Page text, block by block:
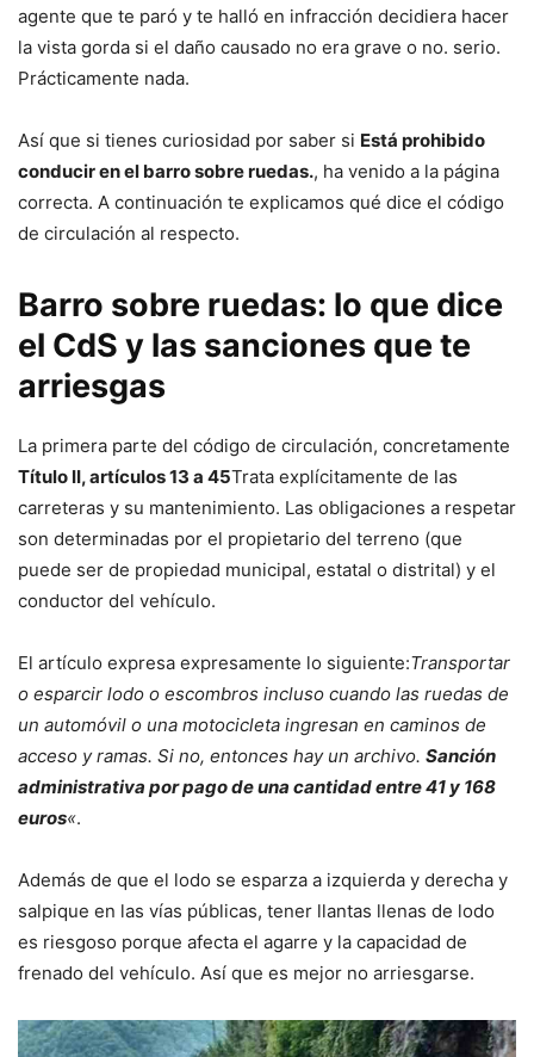
agente que te paró y te halló en infracción decidiera hacer
la vista gorda si el daño causado no era grave o no. serio.
Prácticamente nada.
Así que si tienes curiosidad por saber si Está prohibido
conducir en el barro sobre ruedas., ha venido a la página
correcta. A continuación te explicamos qué dice el código
de circulación al respecto.
Barro sobre ruedas: lo que dice
el CdS y las sanciones que te
arriesgas
La primera parte del código de circulación, concretamente
Título II, artículos 13 a 45Trata explícitamente de las
carreteras y su mantenimiento. Las obligaciones a respetar
son determinadas por el propietario del terreno (que
puede ser de propiedad municipal, estatal o distrital) y el
conductor del vehículo.
El artículo expresa expresamente lo siguiente:Transportar
o esparcir lodo o escombros incluso cuando las ruedas de
un automóvil o una motocicleta ingresan en caminos de
acceso y ramas. Si no, entonces hay un archivo. Sanción
administrativa por pago de una cantidad entre 41 y 168
euros«.
Además de que el lodo se esparza a izquierda y derecha y
salpique en las vías públicas, tener llantas llenas de lodo
es riesgoso porque afecta el agarre y la capacidad de
frenado del vehículo. Así que es mejor no arriesgarse.